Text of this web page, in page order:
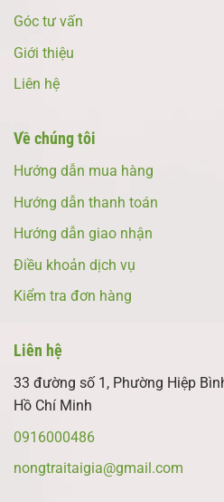
Góc tư vấn
Giới thiệu
Liên hệ
Về chúng tôi
Hướng dẫn mua hàng
Hướng dẫn thanh toán
Hướng dẫn giao nhận
Điều khoản dịch vụ
Kiểm tra đơn hàng
Liên hệ
33 đường số 1, Phường Hiệp
Hồ Chí Minh
0916000486
nongtraitaigia@gmail.com